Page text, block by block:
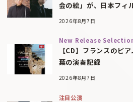
会の絵」が、日本フィ
2026年8月7日
New Release
【CD】フランスのピ
葉の演奏記録
2026年8月7日
注目公演